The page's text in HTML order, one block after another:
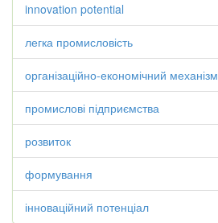
innovation potential
легка промисловість
організаційно-економічний механізм
промислові підприємства
розвиток
формування
інноваційний потенціал